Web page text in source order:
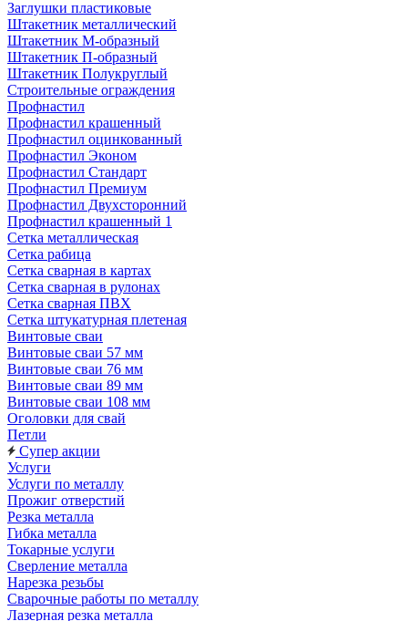
Заглушки пластиковые
Штакетник металлический
Штакетник М-образный
Штакетник П-образный
Штакетник Полукруглый
Строительные ограждения
Профнастил
Профнастил крашенный
Профнастил оцинкованный
Профнастил Эконом
Профнастил Стандарт
Профнастил Премиум
Профнастил Двухсторонний
Профнастил крашенный 1
Сетка металлическая
Сетка рабица
Сетка сварная в картах
Сетка сварная в рулонах
Сетка сварная ПВХ
Сетка штукатурная плетеная
Винтовые сваи
Винтовые сваи 57 мм
Винтовые сваи 76 мм
Винтовые сваи 89 мм
Винтовые сваи 108 мм
Оголовки для свай
Петли
Супер акции
Услуги
Услуги по металлу
Прожиг отверстий
Резка металла
Гибка металла
Токарные услуги
Сверление металла
Нарезка резьбы
Сварочные работы по металлу
Лазерная резка металла